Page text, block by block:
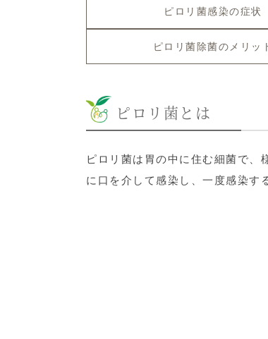
ピロリ菌感染の症状
ピロリ菌除菌のメリッ
ピロリ菌とは
ピロリ菌は胃の中に住む細菌で、
に口を介して感染し、一度感染す